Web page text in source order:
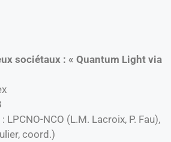
sociétaux : « Quantum Light via
LPCNO-NCO (L.M. Lacroix, P. Fau),
coord.)